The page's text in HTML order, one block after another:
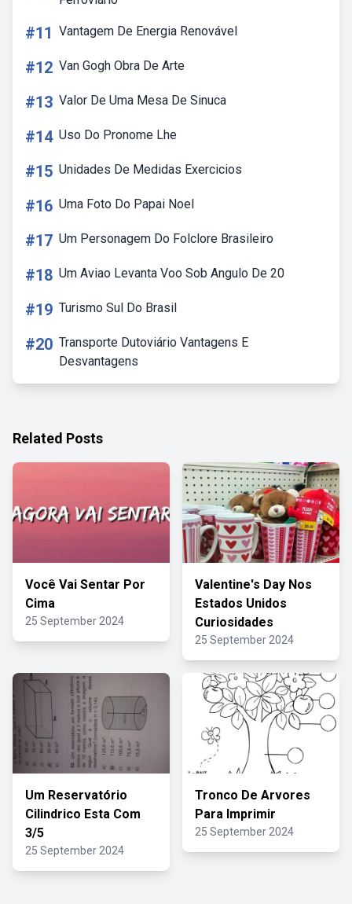
#11 Vantagem De Energia Renovável
#12 Van Gogh Obra De Arte
#13 Valor De Uma Mesa De Sinuca
#14 Uso Do Pronome Lhe
#15 Unidades De Medidas Exercicios
#16 Uma Foto Do Papai Noel
#17 Um Personagem Do Folclore Brasileiro
#18 Um Aviao Levanta Voo Sob Angulo De 20
#19 Turismo Sul Do Brasil
#20 Transporte Dutoviário Vantagens E
Desvantagens
Related Posts
Você Vai Sentar Por
Cima
25 September 2024
Valentine's Day Nos
Estados Unidos
Curiosidades
25 September 2024
Um Reservatório
Cilindrico Esta Com
3/5
25 September 2024
Tronco De Arvores
Para Imprimir
25 September 2024